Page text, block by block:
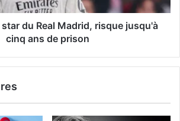
du Real Madrid, risque jusqu'à
cinq ans de prison